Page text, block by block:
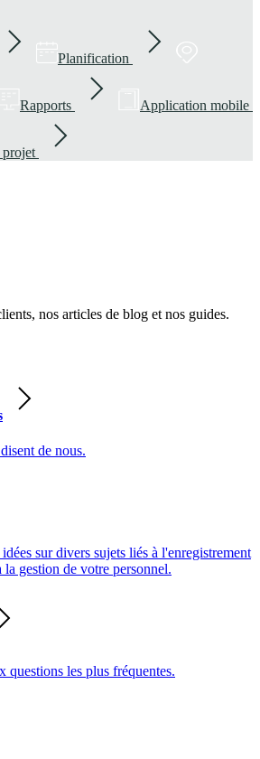
Planification
Rapports Application mobile
projet
nos articles de blog et nos guides.
de nous.
sur divers sujets liés à l'enregistrement
la gestion de votre personnel.
questions les plus fréquentes.